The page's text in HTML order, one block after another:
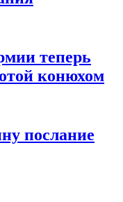
теперь
конюхом
послание